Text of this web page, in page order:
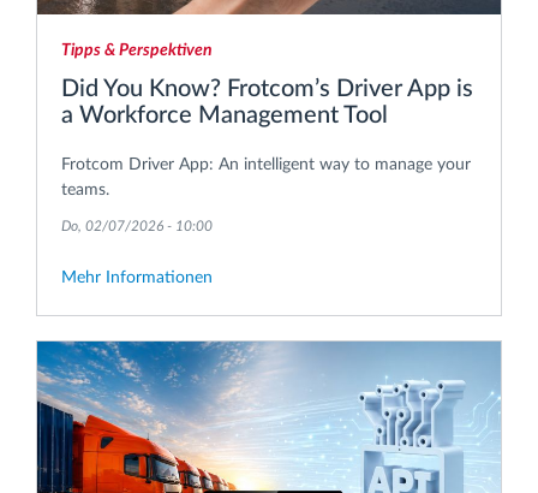
Tipps & Perspektiven
Did You Know? Frotcom’s Driver App is
a Workforce Management Tool
Frotcom Driver App: An intelligent way to manage your
teams.
Do, 02/07/2026 - 10:00
Mehr Informationen